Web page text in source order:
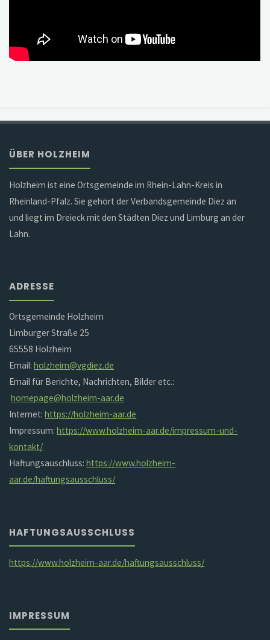
ÜBER HOLZHEIM
Holzheim ist eine Ortsgemeinde im Rhein-Lahn-Kreis in
Rheinland-Pfalz. Sie gehört der Verbandsgemeinde Diez an
und liegt im Dreieck mit den Städten Diez und Limburg an der
Lahn.
ADRESSE
Ortsgemeinde Holzheim
Limburger Straße 25
65558 Holzheim
Email:holzheim@vgdiez.de
Email für Berichte, Nachrichten, Bilder etc.:
homepage@holzheim-aar.de
Internet:https://holzheim-aar.de
Impressum:https://www.holzheim-aar.de/impressum-und-
kontakt/
Haftungsauschluss:https://www.holzheim-
aar.de/haftungsausschluss/
HAFTUNGSAUSSCHLUSS
https://www.holzheim-aar.de/haftungsausschluss/
IMPRESSUM